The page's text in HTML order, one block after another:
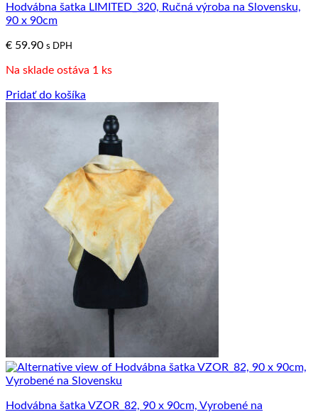
Hodvábna šatka LIMITED_320, Ručná výroba na Slovensku,
90 x 90cm
€ 59.90 s DPH
Na sklade ostáva 1 ks
Pridať do košíka
Hodvábna šatka VZOR_82, 90 x 90cm, Vyrobené na